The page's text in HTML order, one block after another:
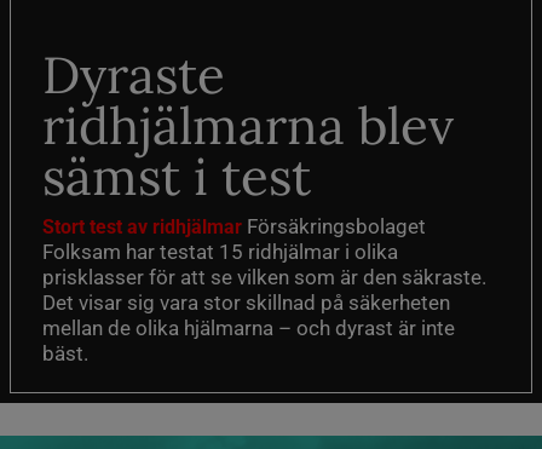
Dyraste
ridhjälmarna blev
sämst i test
Stort test av ridhjälmar Försäkringsbolaget
Folksam har testat 15 ridhjälmar i olika
prisklasser för att se vilken som är den säkraste.
Det visar sig vara stor skillnad på säkerheten
mellan de olika hjälmarna – och dyrast är inte
bäst.